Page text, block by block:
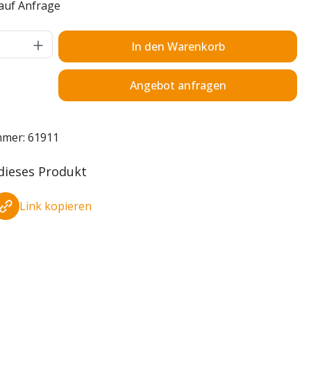
Anfrage
Gib den gewünschten Wert
In den Warenkorb
Angebot anfragen
61911
Produkt
Link kopieren